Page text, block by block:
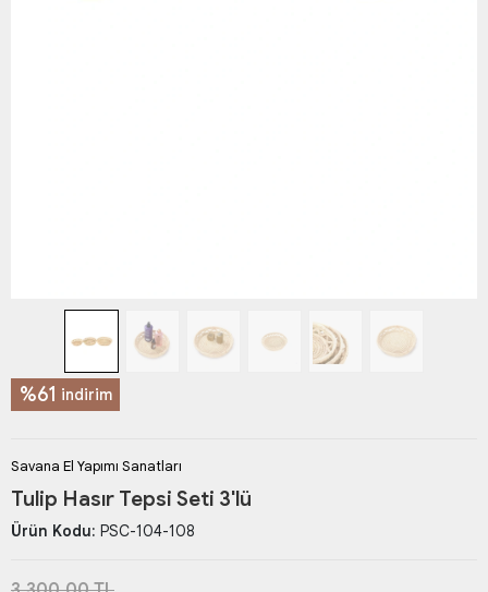
%61 indirim
Savana El Yapımı Sanatları
Tulip Hasır Tepsi Seti 3'lü
Ürün Kodu: PSC-104-108